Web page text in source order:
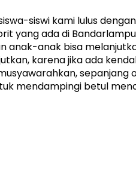
siswi kami lulus
yang ada di
anak-anak bisa
karena jika ada
sepanjang
mendampingi betul